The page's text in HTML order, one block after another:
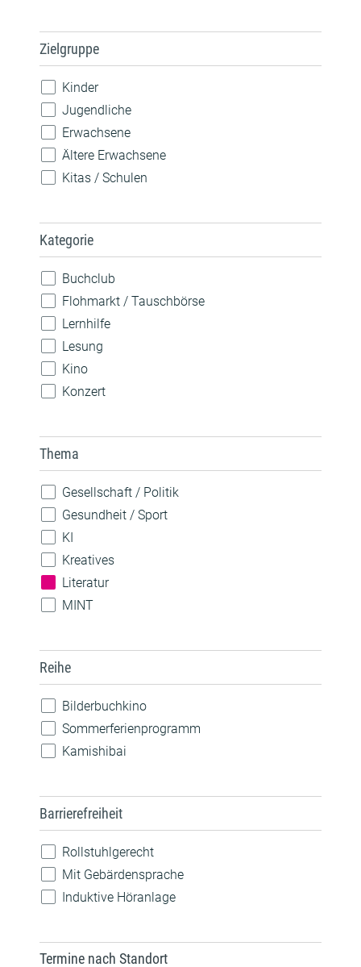
Zielgruppe
Kinder
Jugendliche
Erwachsene
Ältere Erwachsene
Kitas / Schulen
Kategorie
Buchclub
Flohmarkt / Tauschbörse
Lernhilfe
Lesung
Kino
Konzert
Theateraufführung
Vorlesen
Thema
Gesellschaft / Politik
Gesundheit / Sport
KI
Kreatives
Literatur
MINT
Nachhaltigkeit
Natur
Reihe
Bilderbuchkino
Sommerferienprogramm
Kamishibai
Barrierefreiheit
Rollstuhlgerecht
Mit Gebärdensprache
Induktive Höranlage
Termine nach Standort